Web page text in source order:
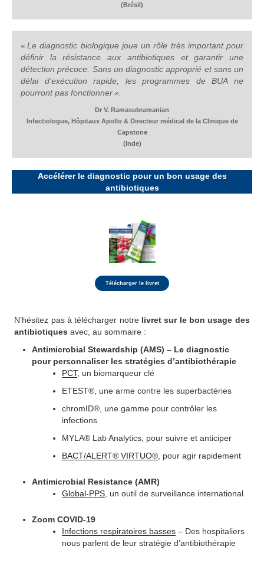
(Brésil)
« Le diagnostic biologique joue un rôle très important pour
définir la résistance aux antibiotiques et garantir une
détection précoce. Sans un diagnostic approprié et sans un
délai d’exécution rapide, les programmes de BUA ne
pourront pas fonctionner ».
Dr V. Ramasubramanian
Infectiologue, Hôpitaux Apollo & Directeur médical de la Clinique de
Capstone
(Inde)
Accélérer le diagnostic pour un bon usage des
antibiotiques
Télécharger le livret
N’hésitez pas à télécharger notre livret sur le bon usage des
antibiotiques avec, au sommaire :
Antimicrobial Stewardship (AMS) – Le diagnostic
pour personnaliser les stratégies d’antibiothérapie
PCT, un biomarqueur clé
ETEST®, une arme contre les superbactéries
chromID®, une gamme pour contrôler les
infections
MYLA® Lab Analytics, pour suivre et anticiper
BACT/ALERT® VIRTUO® , pour agir rapidement
Antimicrobial Resistance (AMR)
Global-PPS , un outil de surveillance international
Zoom COVID-19
Infections respiratoires basses – Des hospitaliers
nous parlent de leur stratégie d’antibiothérapie